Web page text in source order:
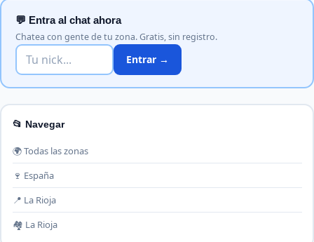
💬 Entra al chat ahora
Chatea con gente de tu zona. Gratis, sin registro.
Entrar →
📂 Navegar
🌍 Todas las zonas
🍷 España
📍 La Rioja
🏘️ La Rioja